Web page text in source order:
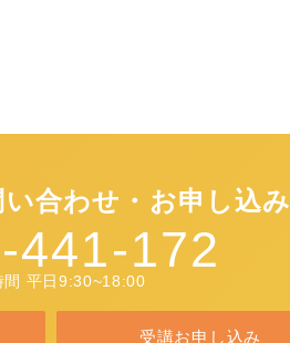
合わせ・お申し込み
441-172
間 平日9:30~18:00
受講お申し込み